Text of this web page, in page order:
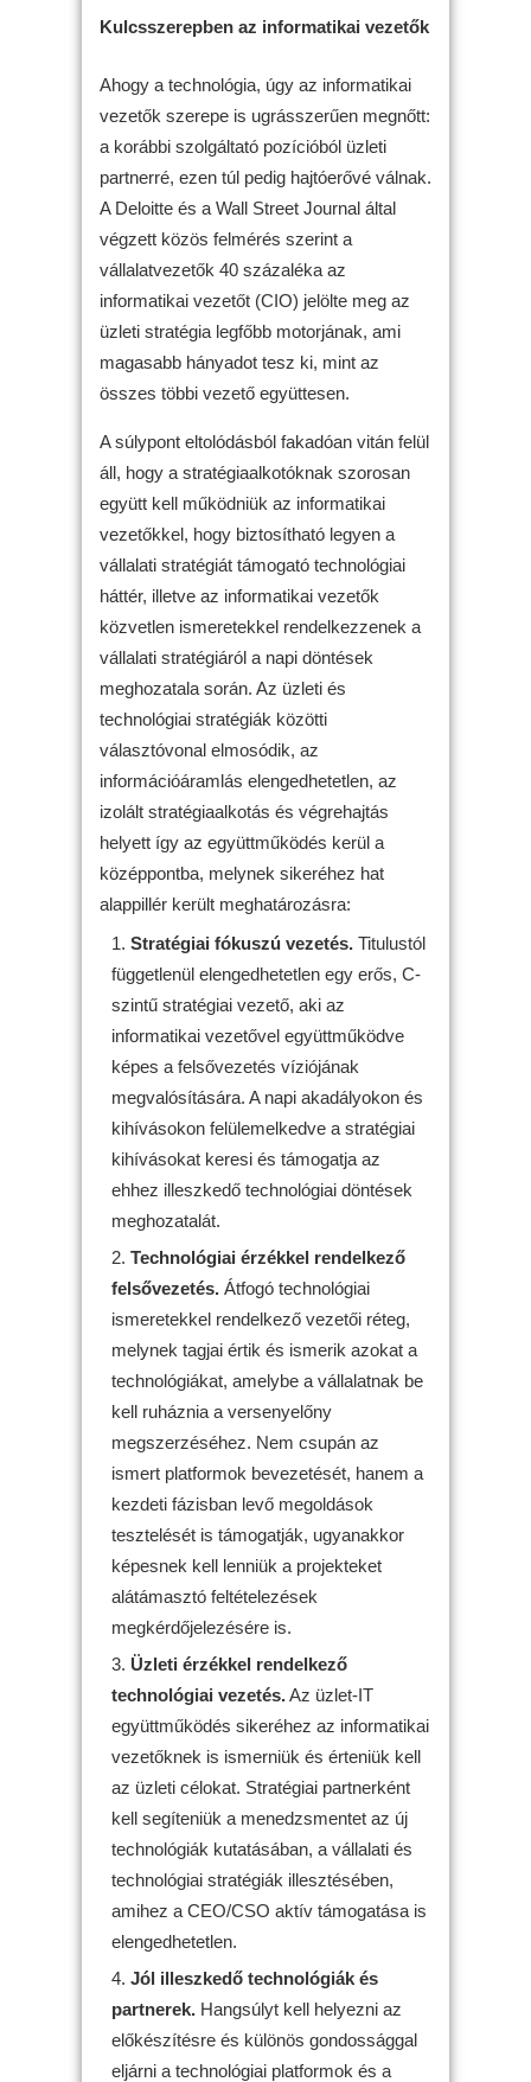
Kulcsszerepben az informatikai vezetők
Ahogy a technológia, úgy az informatikai
vezetők szerepe is ugrásszerűen megnőtt:
a korábbi szolgáltató pozícióból üzleti
partnerré, ezen túl pedig hajtóerővé válnak.
A Deloitte és a Wall Street Journal által
végzett közös felmérés szerint a
vállalatvezetők 40 százaléka az
informatikai vezetőt (CIO) jelölte meg az
üzleti stratégia legfőbb motorjának, ami
magasabb hányadot tesz ki, mint az
összes többi vezető együttesen.
A súlypont eltolódásból fakadóan vitán felül
áll, hogy a stratégiaalkotóknak szorosan
együtt kell működniük az informatikai
vezetőkkel, hogy biztosítható legyen a
vállalati stratégiát támogató technológiai
háttér, illetve az informatikai vezetők
közvetlen ismeretekkel rendelkezzenek a
vállalati stratégiáról a napi döntések
meghozatala során. Az üzleti és
technológiai stratégiák közötti
választóvonal elmosódik, az
információáramlás elengedhetetlen, az
izolált stratégiaalkotás és végrehajtás
helyett így az együttműködés kerül a
középpontba, melynek sikeréhez hat
alappillér került meghatározásra:
Stratégiai fókuszú vezetés. Titulustól
függetlenül elengedhetetlen egy erős, C-
szintű stratégiai vezető, aki az
informatikai vezetővel együttműködve
képes a felsővezetés víziójának
megvalósítására. A napi akadályokon és
kihívásokon felülemelkedve a stratégiai
kihívásokat keresi és támogatja az
ehhez illeszkedő technológiai döntések
meghozatalát.
Technológiai érzékkel rendelkező
felsővezetés. Átfogó technológiai
ismeretekkel rendelkező vezetői réteg,
melynek tagjai értik és ismerik azokat a
technológiákat, amelybe a vállalatnak be
kell ruháznia a versenyelőny
megszerzéséhez. Nem csupán az
ismert platformok bevezetését, hanem a
kezdeti fázisban levő megoldások
tesztelését is támogatják, ugyanakkor
képesnek kell lenniük a projekteket
alátámasztó feltételezések
megkérdőjelezésére is.
Üzleti érzékkel rendelkező
technológiai vezetés.Az üzlet-IT
együttműködés sikeréhez az informatikai
vezetőknek is ismerniük és érteniük kell
az üzleti célokat. Stratégiai partnerként
kell segíteniük a menedzsmentet az új
technológiák kutatásában, a vállalati és
technológiai stratégiák illesztésében,
amihez a CEO/CSO aktív támogatása is
elengedhetetlen.
Jól illeszkedő technológiák és
partnerek. Hangsúlyt kell helyezni az
előkészítésre és különös gondossággal
eljárni a technológiai platformok és a